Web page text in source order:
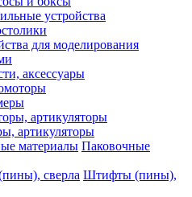
устройства
для моделирования
аксессуары
артикуляторы
Паковочные
Штифты (пины),